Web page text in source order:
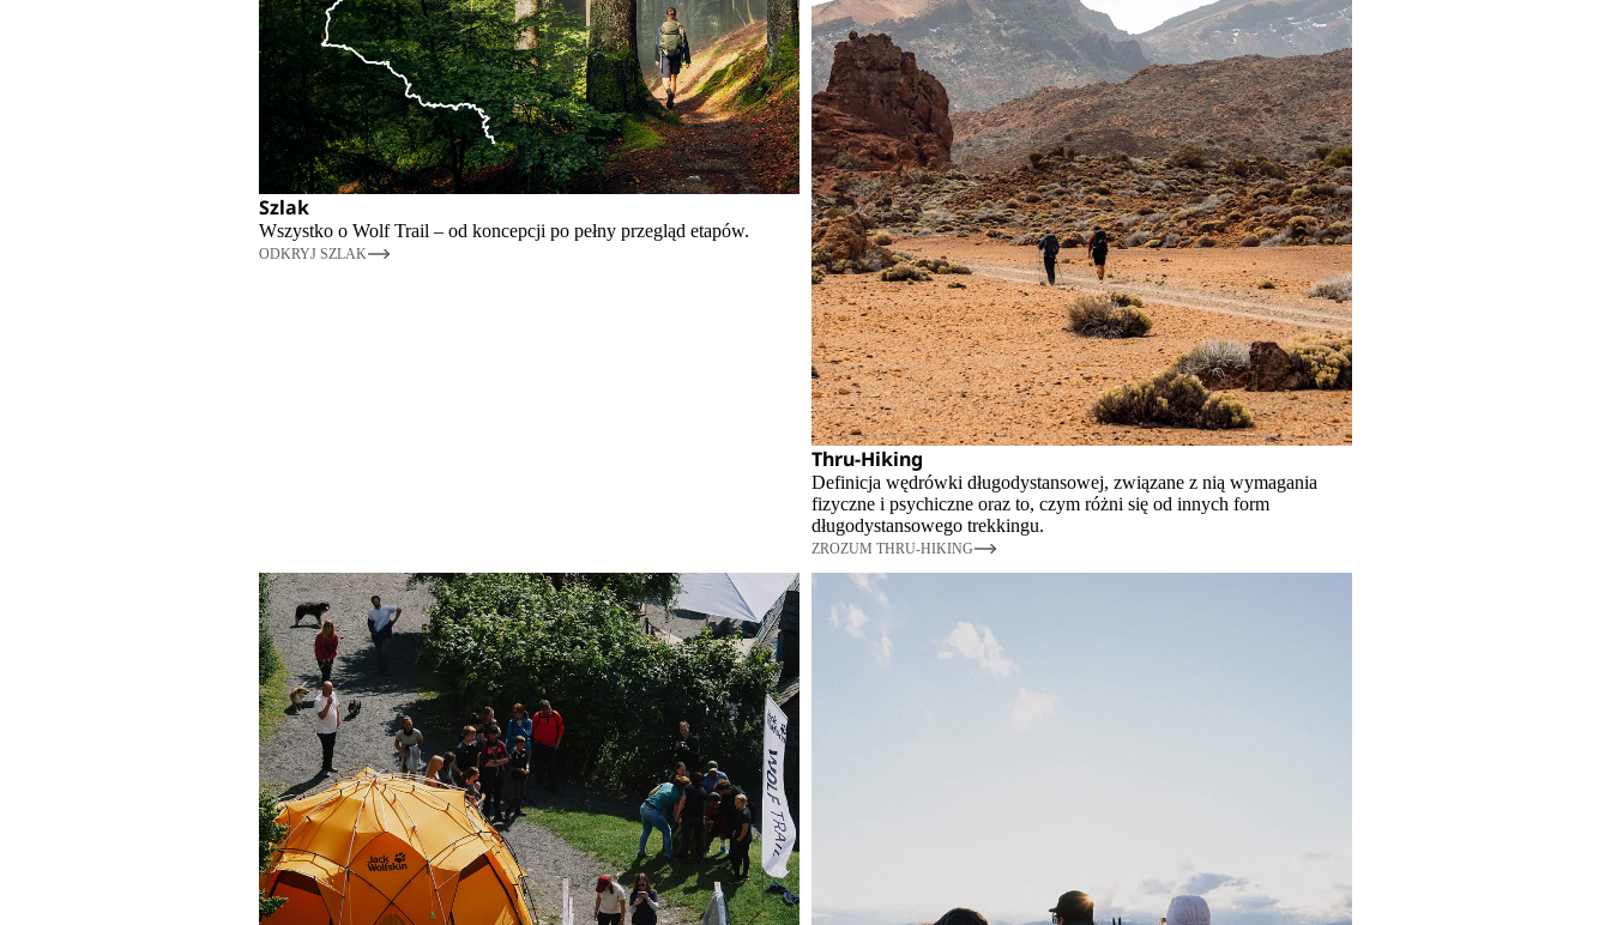
Szlak
Wszystko o Wolf Trail – od koncepcji po pełny przegląd etapów.
ODKRYJ SZLAK
Thru-Hiking
Definicja wędrówki długodystansowej, związane z nią wymagania
fizyczne i psychiczne oraz to, czym różni się od innych form
długodystansowego trekkingu.
ZROZUM THRU-HIKING